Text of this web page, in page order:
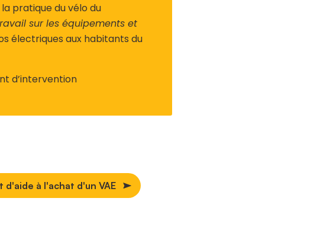
pratique du vélo du
sur les équipements et
électriques aux habitants du
d’intervention
d'aide à l'achat d'un VAE